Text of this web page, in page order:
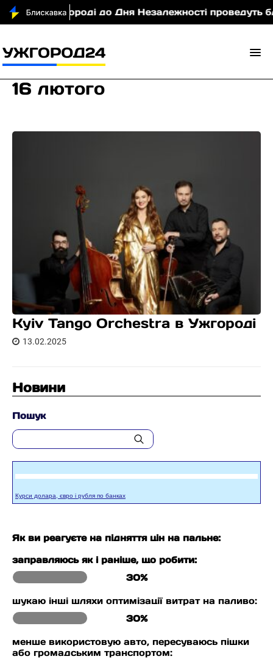
В Ужгороді до Дня Незалежності проведуть
16 лютого
Kyiv Tango Orchestra в Ужгороді
13.02.2025
Новини
Пошук
Курси долара, євро і рубля по банках
Як ви реагуєте на підняття цін на пальне:
заправляюсь як і раніше, що робити:
30%
шукаю інші шляхи оптимізації витрат на паливо:
30%
менше використовую авто, пересуваюсь пішки
або громадським транспортом: